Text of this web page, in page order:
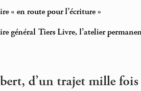
« en route pour l’écriture »
général Tiers Livre, l’atelier
d’un trajet mille